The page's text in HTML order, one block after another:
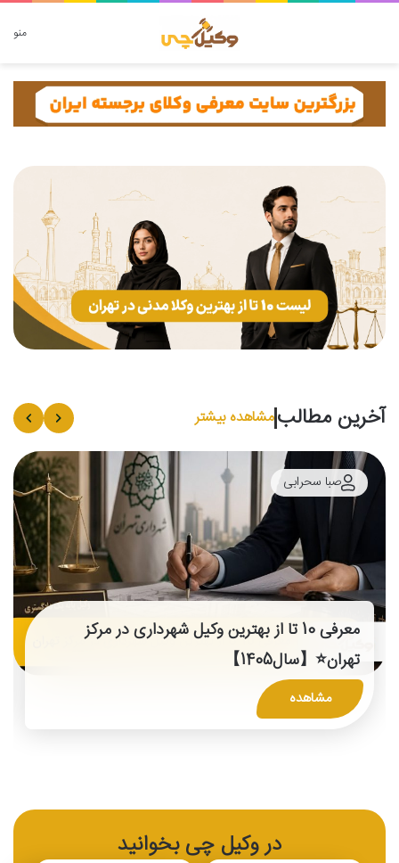
منو دنبال چه چیزی هستید؟
آخرین مطالبمشاهده بیشتر
صبا سحرابی
معرفی 10 تا از بهترین وکیل شهرداری در مرکز
تهران⭐【سال1405】
مشاهده
در وکیل چی بخوانید